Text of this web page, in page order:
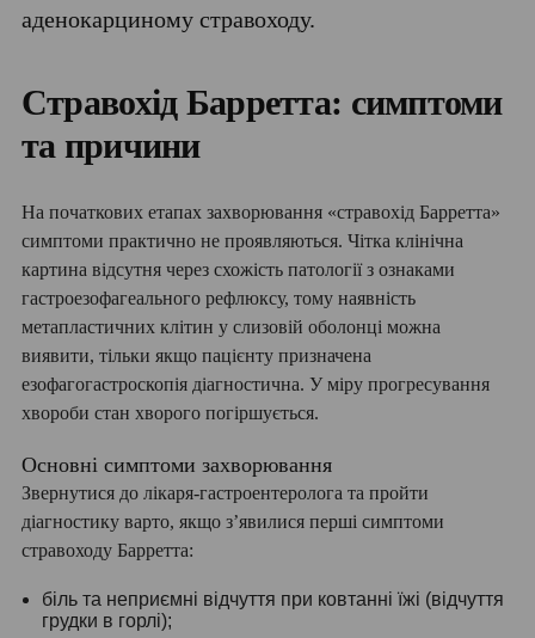
аденокарциному стравоходу.
Стравохід Барретта: симптоми
та причини
На початкових етапах захворювання «стравохід Барретта»
симптоми практично не проявляються. Чітка клінічна
картина відсутня через схожість патології з ознаками
гастроезофагеального рефлюксу, тому наявність
метапластичних клітин у слизовій оболонці можна
виявити, тільки якщо пацієнту призначена
езофагогастроскопія діагностична. У міру прогресування
хвороби стан хворого погіршується.
Основні симптоми захворювання
Звернутися до лікаря-гастроентеролога та пройти
діагностику варто, якщо з’явилися перші симптоми
стравоходу Барретта:
біль та неприємні відчуття при ковтанні їжі (відчуття
грудки в горлі);